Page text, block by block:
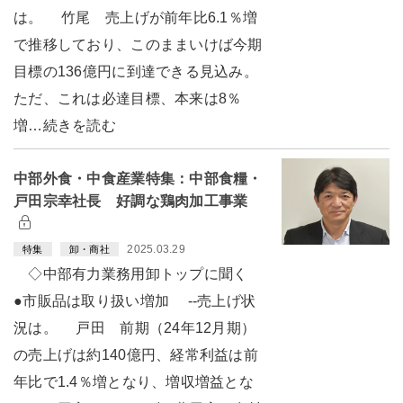
は。 竹尾 売上げが前年比6.1％増
で推移しており、このままいけば今期
目標の136億円に到達できる見込み。
ただ、これは必達目標、本来は8％
増…続きを読む
中部外食・中食産業特集：中部食糧・
戸田宗幸社長 好調な鶏肉加工事業
特集 卸・商社 2025.03.29
◇中部有力業務用卸トップに聞く
●市販品は取り扱い増加 --売上げ状
況は。 戸田 前期（24年12月期）
の売上げは約140億円、経常利益は前
年比で1.4％増となり、増収増益とな